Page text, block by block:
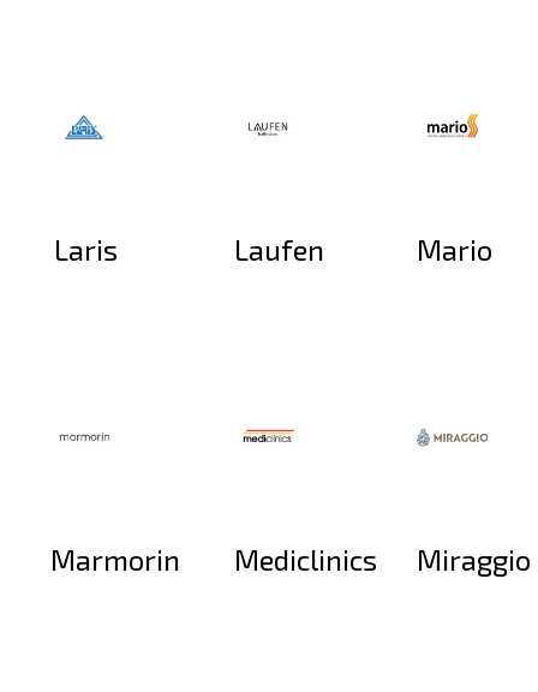
Laris Laufen Mario
Marmorin Mediclinics Miraggio